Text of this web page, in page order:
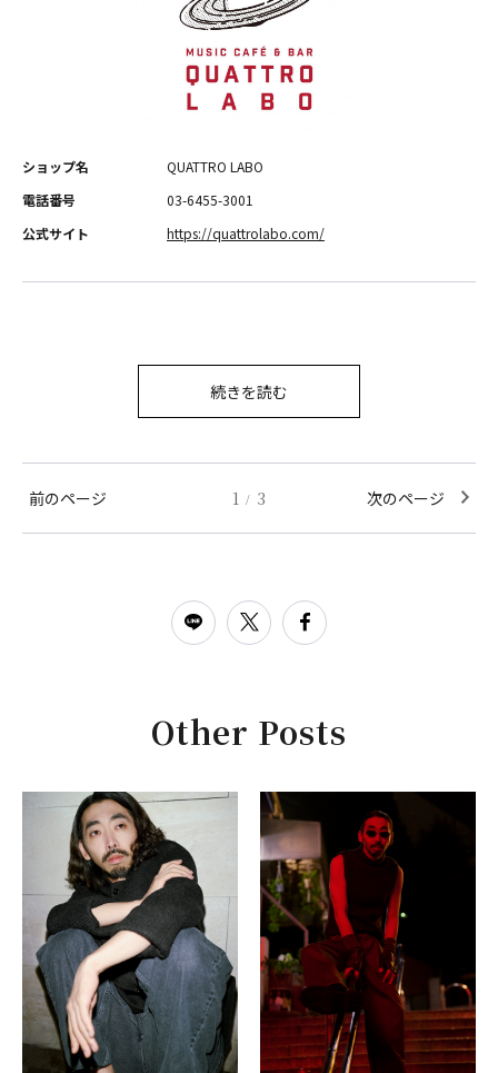
ショップ名
QUATTRO LABO
電話番号
03-6455-3001
公式サイト
https://quattrolabo.com/
続きを読む
前のページ 1 / 3 次のページ
Other Posts